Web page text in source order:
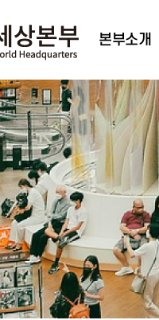
본부소개
대표 인사말
조직도
주요사업
천부세상비전
오시는 길